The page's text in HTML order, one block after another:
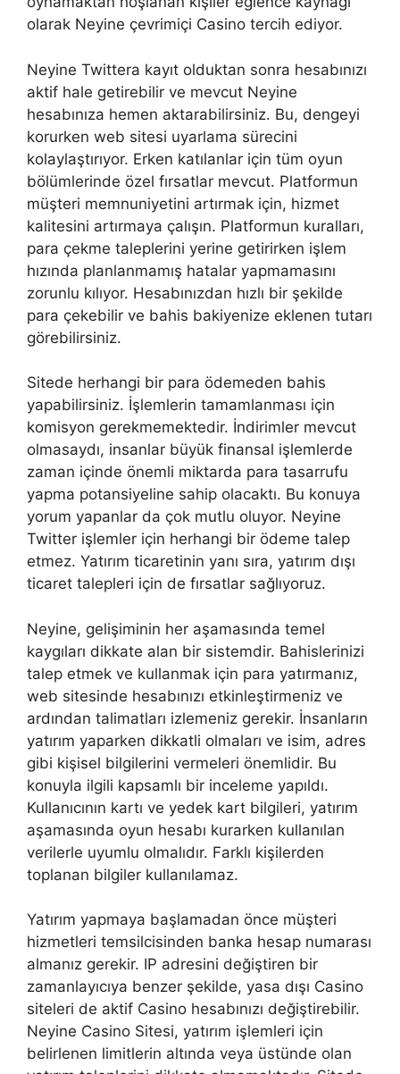
olarak Neyine çevrimiçi Casino tercih ediyor.
Neyine Twittera kayıt olduktan sonra hesabınızı
aktif hale getirebilir ve mevcut Neyine
hesabınıza hemen aktarabilirsiniz. Bu, dengeyi
korurken web sitesi uyarlama sürecini
kolaylaştırıyor. Erken katılanlar için tüm oyun
bölümlerinde özel fırsatlar mevcut. Platformun
müşteri memnuniyetini artırmak için, hizmet
kalitesini artırmaya çalışın. Platformun kuralları,
para çekme taleplerini yerine getirirken işlem
hızında planlanmamış hatalar yapmamasını
zorunlu kılıyor. Hesabınızdan hızlı bir şekilde
para çekebilir ve bahis bakiyenize eklenen tutarı
görebilirsiniz.
Sitede herhangi bir para ödemeden bahis
yapabilirsiniz. İşlemlerin tamamlanması için
komisyon gerekmemektedir. İndirimler mevcut
olmasaydı, insanlar büyük finansal işlemlerde
zaman içinde önemli miktarda para tasarrufu
yapma potansiyeline sahip olacaktı. Bu konuya
yorum yapanlar da çok mutlu oluyor. Neyine
Twitter işlemler için herhangi bir ödeme talep
etmez. Yatırım ticaretinin yanı sıra, yatırım dışı
ticaret talepleri için de fırsatlar sağlıyoruz.
Neyine, gelişiminin her aşamasında temel
kaygıları dikkate alan bir sistemdir. Bahislerinizi
talep etmek ve kullanmak için para yatırmanız,
web sitesinde hesabınızı etkinleştirmeniz ve
ardından talimatları izlemeniz gerekir. İnsanların
yatırım yaparken dikkatli olmaları ve isim, adres
gibi kişisel bilgilerini vermeleri önemlidir. Bu
konuyla ilgili kapsamlı bir inceleme yapıldı.
Kullanıcının kartı ve yedek kart bilgileri, yatırım
aşamasında oyun hesabı kurarken kullanılan
verilerle uyumlu olmalıdır. Farklı kişilerden
toplanan bilgiler kullanılamaz.
Yatırım yapmaya başlamadan önce müşteri
hizmetleri temsilcisinden banka hesap numarası
almanız gerekir. IP adresini değiştiren bir
zamanlayıcıya benzer şekilde, yasa dışı Casino
siteleri de aktif Casino hesabınızı değiştirebilir.
Neyine Casino Sitesi, yatırım işlemleri için
belirlenen limitlerin altında veya üstünde olan